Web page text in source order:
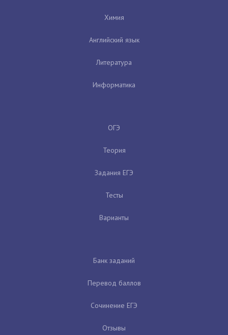
Химия
Английский язык
Литература
Информатика
ОГЭ
Теория
Задания ЕГЭ
Тесты
Варианты
Банк заданий
Перевод баллов
Сочинение ЕГЭ
Отзывы